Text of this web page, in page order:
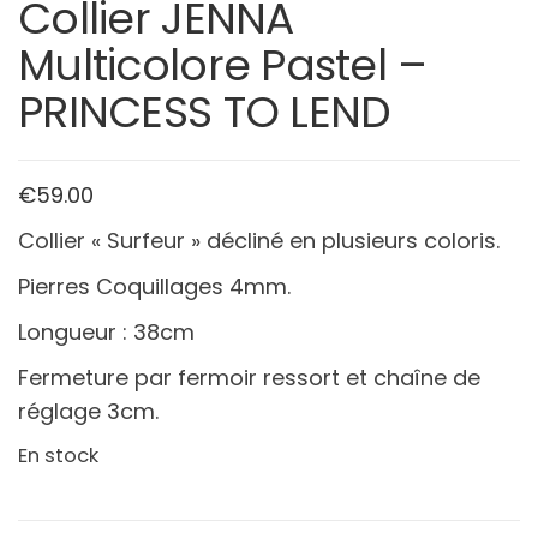
Collier JENNA
Multicolore Pastel –
PRINCESS TO LEND
€59.00
Collier « Surfeur » décliné en plusieurs coloris.
Pierres Coquillages 4mm.
Longueur : 38cm
Fermeture par fermoir ressort et chaîne de
réglage 3cm.
En stock